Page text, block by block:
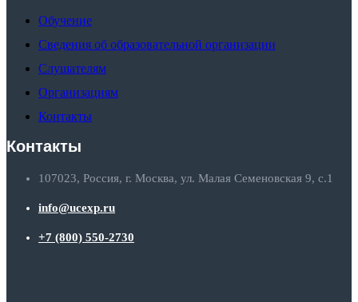
Обучение
Сведения об образовательной организации
Слушателям
Организациям
Контакты
Контакты
107023, Россия, г. Москва, ул. Малая Семеновская 9, с.1
info@ucexp.ru
+7 (800) 550-2730